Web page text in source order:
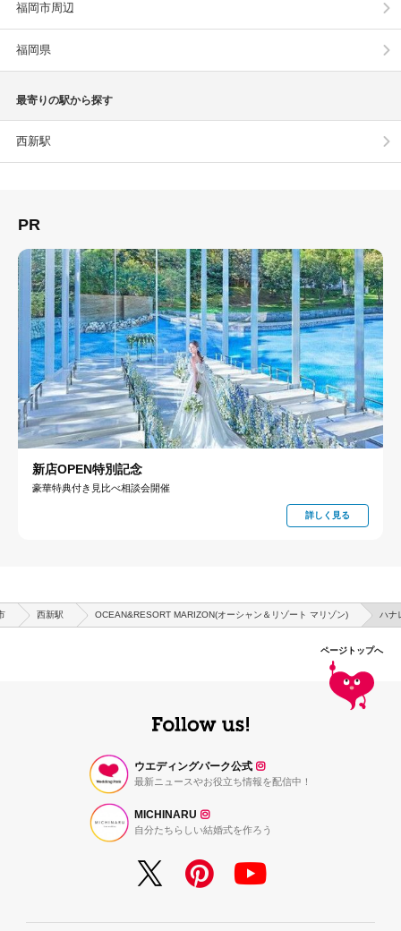
福岡市周辺
福岡県
最寄りの駅から探す
西新駅
PR
新店OPEN特別記念
豪華特典付き見比べ相談会開催
詳しく見る
西新駅 OCEAN&RESORT MARIZON(オーシャン＆リゾート マリゾン) ハナ
ページトップへ
ウエディングパーク公式
最新ニュースやお役立ち情報を配信中！
MICHINARU
自分たちらしい結婚式を作ろう